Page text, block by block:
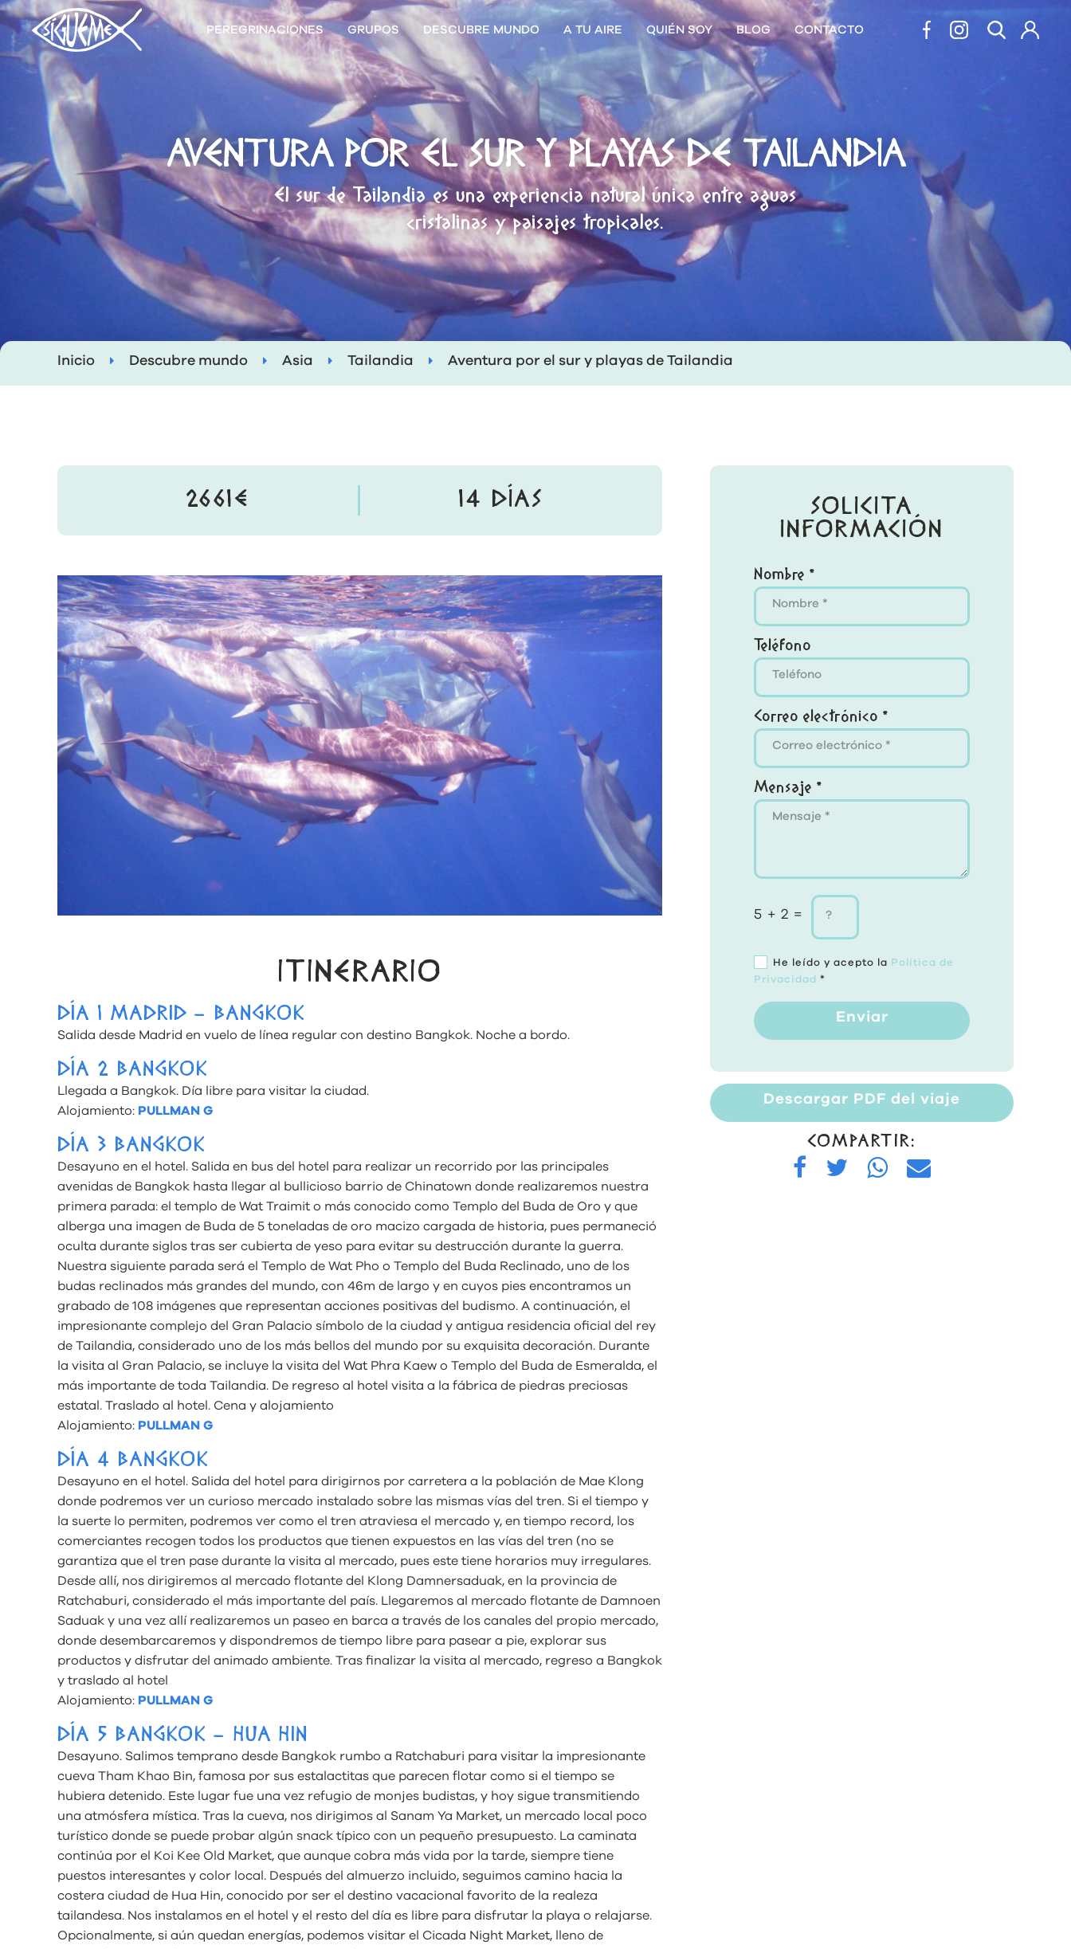
PEREGRINACIONES GRUPOS DESCUBRE MUNDO A TU AIRE QUIÉN SOY BLOG CONTACTO
AVENTURA POR EL SUR Y PLAYAS DE TAILANDIA
El sur de Tailandia es una experiencia natural única entre aguas
cristalinas y paisajes tropicales.
Inicio Descubre mundo Asia Tailandia Aventura por el sur y playas de Tailandia
2661€ 14 DÍAS
ITINERARIO
DÍA 1 MADRID – BANGKOK
Salida desde Madrid en vuelo de línea regular con destino Bangkok. Noche a bordo.
DÍA 2 BANGKOK
Llegada a Bangkok. Día libre para visitar la ciudad.
Alojamiento: PULLMAN G
DÍA 3 BANGKOK
Desayuno en el hotel. Salida en bus del hotel para realizar un recorrido por las principales
avenidas de Bangkok hasta llegar al bullicioso barrio de Chinatown donde realizaremos nuestra
primera parada: el templo de Wat Traimit o más conocido como Templo del Buda de Oro y que
alberga una imagen de Buda de 5 toneladas de oro macizo cargada de historia, pues permaneció
oculta durante siglos tras ser cubierta de yeso para evitar su destrucción durante la guerra.
Nuestra siguiente parada será el Templo de Wat Pho o Templo del Buda Reclinado, uno de los
budas reclinados más grandes del mundo, con 46m de largo y en cuyos pies encontramos un
grabado de 108 imágenes que representan acciones positivas del budismo. A continuación, el
impresionante complejo del Gran Palacio símbolo de la ciudad y antigua residencia oficial del rey
de Tailandia, considerado uno de los más bellos del mundo por su exquisita decoración. Durante
la visita al Gran Palacio, se incluye la visita del Wat Phra Kaew o Templo del Buda de Esmeralda, el
más importante de toda Tailandia. De regreso al hotel visita a la fábrica de piedras preciosas
estatal. Traslado al hotel. Cena y alojamiento
Alojamiento: PULLMAN G
DÍA 4 BANGKOK
Desayuno en el hotel. Salida del hotel para dirigirnos por carretera a la población de Mae Klong
donde podremos ver un curioso mercado instalado sobre las mismas vías del tren. Si el tiempo y
la suerte lo permiten, podremos ver como el tren atraviesa el mercado y, en tiempo record, los
comerciantes recogen todos los productos que tienen expuestos en las vías del tren (no se
garantiza que el tren pase durante la visita al mercado, pues este tiene horarios muy irregulares.
Desde allí, nos dirigiremos al mercado flotante del Klong Damnersaduak, en la provincia de
Ratchaburi, considerado el más importante del país. Llegaremos al mercado flotante de Damnoen
Saduak y una vez allí realizaremos un paseo en barca a través de los canales del propio mercado,
donde desembarcaremos y dispondremos de tiempo libre para pasear a pie, explorar sus
productos y disfrutar del animado ambiente. Tras finalizar la visita al mercado, regreso a Bangkok
y traslado al hotel
Alojamiento: PULLMAN G
DÍA 5 BANGKOK – HUA HIN
Desayuno. Salimos temprano desde Bangkok rumbo a Ratchaburi para visitar la impresionante
cueva Tham Khao Bin, famosa por sus estalactitas que parecen flotar como si el tiempo se
hubiera detenido. Este lugar fue una vez refugio de monjes budistas, y hoy sigue transmitiendo
una atmósfera mística. Tras la cueva, nos dirigimos al Sanam Ya Market, un mercado local poco
turístico donde se puede probar algún snack típico con un pequeño presupuesto. La caminata
continúa por el Koi Kee Old Market, que aunque cobra más vida por la tarde, siempre tiene
puestos interesantes y color local. Después del almuerzo incluido, seguimos camino hacia la
costera ciudad de Hua Hin, conocido por ser el destino vacacional favorito de la realeza
tailandesa. Nos instalamos en el hotel y el resto del día es libre para disfrutar la playa o relajarse.
Opcionalmente, si aún quedan energías, podemos visitar el Cicada Night Market, lleno de
SOLICITA
INFORMACIÓN
Nombre *
Teléfono
Correo electrónico *
Mensaje *
5 + 2 =
He leído y acepto la Política de
Privacidad *
Enviar
Descargar PDF del viaje
COMPARTIR: